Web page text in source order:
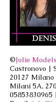
©Jolie
Castronovo |
20127 Milano
Milani 5A,
05853830965